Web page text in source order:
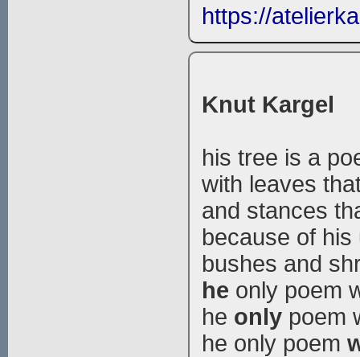
https://
Knut Kargel
his tree is a
with leaves
and stances
because of
bushes and
he only poem
he onlypoem
he only poem